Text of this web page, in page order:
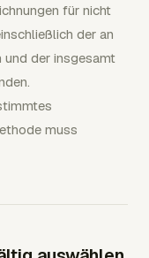
für nicht
der an
der insgesamt
muss